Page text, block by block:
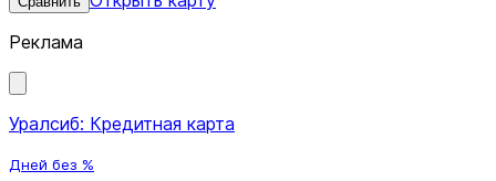
Реклама
Уралсиб: Кредитная карта
Дней без %